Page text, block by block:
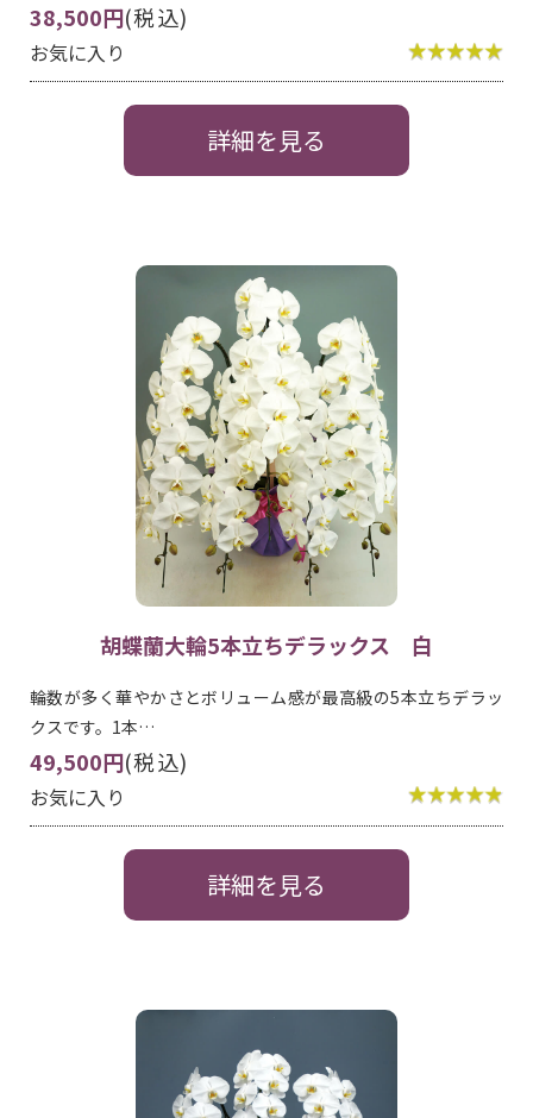
38,500円(税込)
お気に入り
詳細を見る
胡蝶蘭大輪5本立ちデラックス 白
輪数が多く華やかさとボリューム感が最高級の5本立ちデラッ
クスです。1本…
49,500円(税込)
お気に入り
詳細を見る